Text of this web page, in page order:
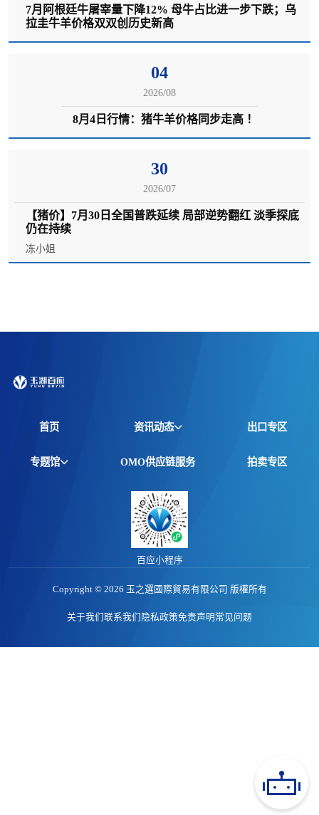
7月阿根廷牛屠宰量下降12% 母牛占比进一步下跌；乌
拉圭牛羊价格双双创历史新高
04
2026/08
8月4日行情：猪牛羊价格同步走高 ！
30
2026/07
【猪价】7月30日全国普跌延续 局部逆势翻红 淡季探底
仍在持续
冻小姐
首页 资讯动态
全球资讯
价格行情
专题报告
出口专区
专题馆 OMO供应链服务 拍卖专区
百应小程序
Copyright © 2026 玉之選國際貿易有限公司 版權所有
关于我们联系我们 隐私政策免责声明 常见问题